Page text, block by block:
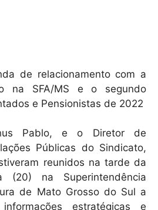
m
de relacionamento com a
na SFA/MS e o segundo
e Pensionistas de 2022
Pablo, e o Diretor de
Públicas do Sindicato,
reunidos na tarde da
(20) na Superintendência
de Mato Grosso do Sul a
estratégicas e